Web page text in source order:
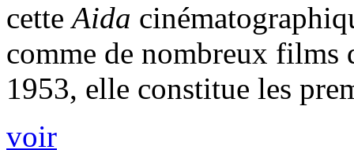
cetteAida
comme de nombreux films
1953, elle constitue les
voir